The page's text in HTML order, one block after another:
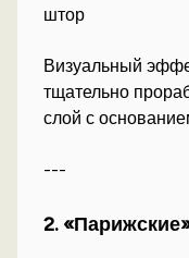
штор
Визуальный
тщательно
слой с
---
2.